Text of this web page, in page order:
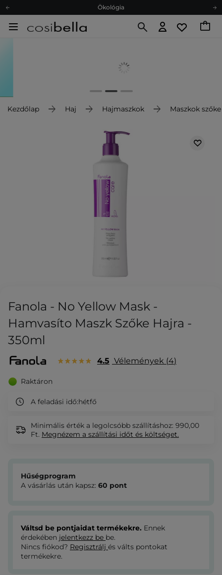
Ökológia
Ökológia
Kezdőlap Haj Hajmaszkok Maszkok
Fanola - No Yellow Mask -
Hamvasíto Maszk Szőke Hajra -
350ml
4.5 Vélemények 4
Raktáron
A feladási idő:hétfő
Minimális érték a legolcsóbb szállításhoz: 990,00
Ft. Megnézem a szállítási időt és költséget.
Hűségprogram
A vásárlás után kapsz: 60 pont
Váltsd be pontjaidat termékekre. Ennek
érdekében jelentkezz be be.
Nincs fiókod? Regisztrálj és válts pontokat
termékekre.